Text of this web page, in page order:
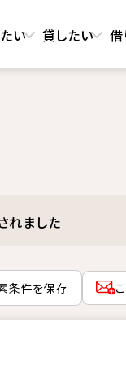
い 貸したい 借
れました
条件を保存